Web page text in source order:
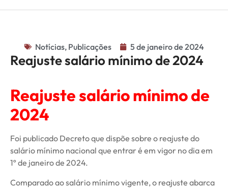
Notícias, Publicações 5 de janeiro de 2024
Reajuste salário mínimo de 2024
Reajuste salário mínimo de
2024
Foi publicado Decreto que dispõe sobre o reajuste do
salário mínimo nacional que entrar é em vigor no dia em
1º de janeiro de 2024.
Comparado ao salário mínimo vigente, o reajuste abarca